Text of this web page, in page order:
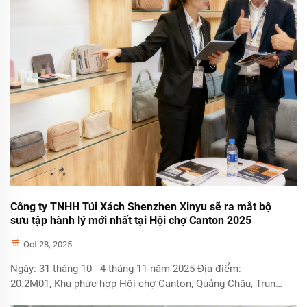
Công ty TNHH Túi Xách Shenzhen Xinyu sẽ ra mắt bộ
sưu tập hành lý mới nhất tại Hội chợ Canton 2025
Oct 28, 2025
Ngày: 31 tháng 10 - 4 tháng 11 năm 2025 Địa điểm:
20.2M01, Khu phức hợp Hội chợ Canton, Quảng Châu, Trung